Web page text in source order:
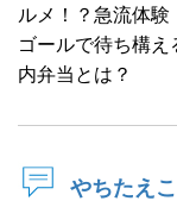
ルメ！？急流体験
ゴールで待ち構
内弁当とは？
やちたえ